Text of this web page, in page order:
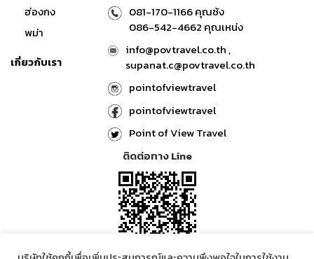
ฮ่องกง
พม่า
เกี่ยวกับเรา
081-170-1166 คุณซ้ง
086-542-4662 คุณเหน่ง
info@povtravel.co.th ,
supanat.c@povtravel.co.th
pointofviewtravel
pointofviewtravel
Point of View Travel
ติดต่อทาง Line